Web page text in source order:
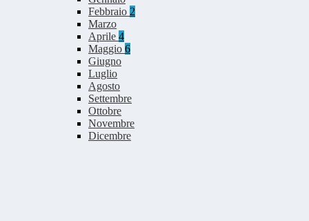
Febbraio 2
Marzo
Aprile 4
Maggio 6
Giugno
Luglio
Agosto
Settembre
Ottobre
Novembre
Dicembre